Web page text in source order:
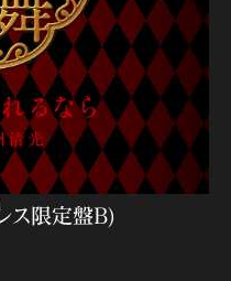
ス限定盤B)